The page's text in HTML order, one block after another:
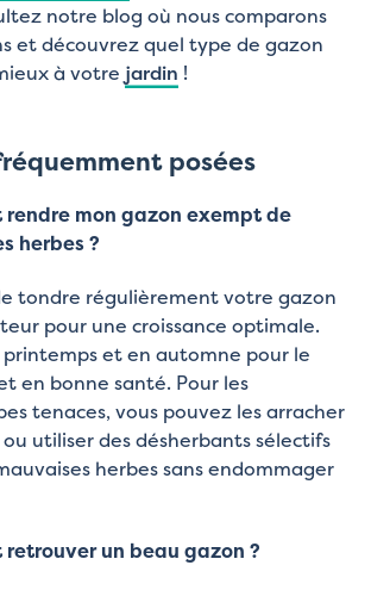
notre blog où nous comparons
et découvrez quel type de gazon
à votre jardin !
posées
rendre mon gazon exempt de
herbes ?
tondre régulièrement votre gazon
pour une croissance optimale.
et en automne pour le
en bonne santé. Pour les
tenaces, vous pouvez les arracher
utiliser des désherbants sélectifs
herbes sans endommager
retrouver un beau gazon ?